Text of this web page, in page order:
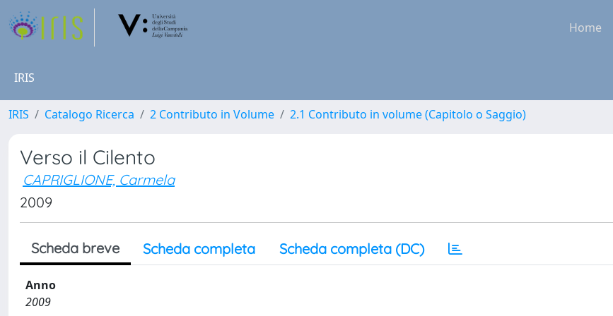
Home
IRIS
IRIS Catalogo Ricerca 2 Contributo in Volume 2.1 Contributo in volume (Capitolo o Saggio)
Verso il Cilento
CAPRIGLIONE, Carmela
2009
Scheda breve Scheda completa Scheda completa (DC)
Anno
2009